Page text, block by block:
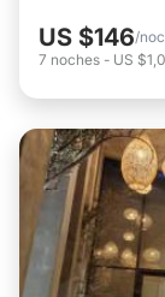
US $146/
7 noches - US